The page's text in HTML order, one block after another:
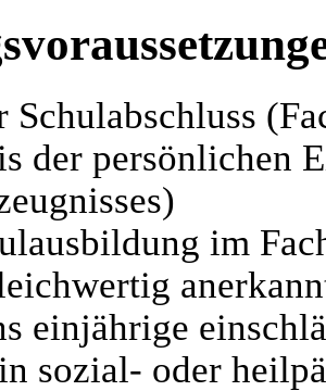
der persönlichen
im
einjährige
sozial- oder